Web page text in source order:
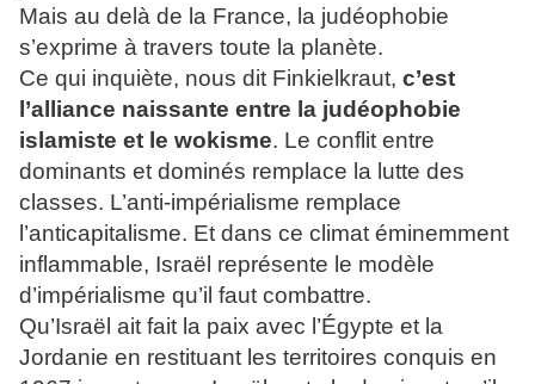
Mais au delà de la France, la judéophobie
s’exprime à travers toute la planète.
Ce qui inquiète, nous dit Finkielkraut, c’est
l’alliance naissante entre la judéophobie
islamiste et le wokisme. Le conflit entre
dominants et dominés remplace la lutte des
classes. L’anti-impérialisme remplace
l’anticapitalisme. Et dans ce climat éminemment
inflammable, Israël représente le modèle
d’impérialisme qu’il faut combattre.
Qu’Israël ait fait la paix avec l’Égypte et la
Jordanie en restituant les territoires conquis en